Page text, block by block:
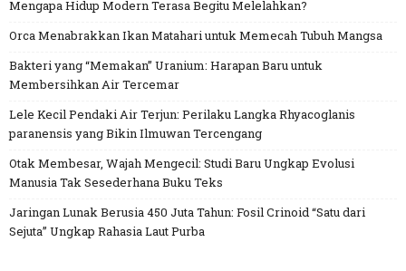
Mengapa Hidup Modern Terasa Begitu Melelahkan?
Orca Menabrakkan Ikan Matahari untuk Memecah Tubuh Mangsa
Bakteri yang “Memakan” Uranium: Harapan Baru untuk
Membersihkan Air Tercemar
Lele Kecil Pendaki Air Terjun: Perilaku Langka Rhyacoglanis
paranensis yang Bikin Ilmuwan Tercengang
Otak Membesar, Wajah Mengecil: Studi Baru Ungkap Evolusi
Manusia Tak Sesederhana Buku Teks
Jaringan Lunak Berusia 450 Juta Tahun: Fosil Crinoid “Satu dari
Sejuta” Ungkap Rahasia Laut Purba